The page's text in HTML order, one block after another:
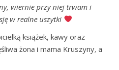
wiernie przy niej trwam i
w realne uszytki
książek, kawy oraz
żona i mama Kruszyny, a